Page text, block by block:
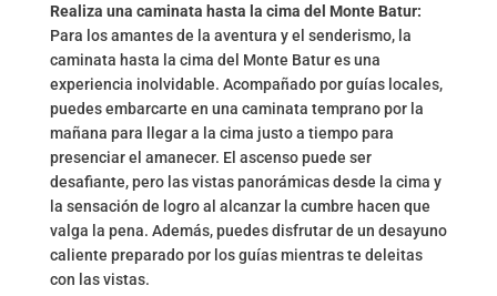
Realiza una caminata hasta la cima del Monte Batur:
Para los amantes de la aventura y el senderismo, la
caminata hasta la cima del Monte Batur es una
experiencia inolvidable. Acompañado por guías locales,
puedes embarcarte en una caminata temprano por la
mañana para llegar a la cima justo a tiempo para
presenciar el amanecer. El ascenso puede ser
desafiante, pero las vistas panorámicas desde la cima y
la sensación de logro al alcanzar la cumbre hacen que
valga la pena. Además, puedes disfrutar de un desayuno
caliente preparado por los guías mientras te deleitas
con las vistas.